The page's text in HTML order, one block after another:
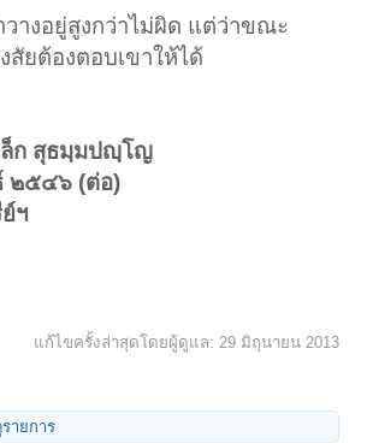
วางอยู่สูงกว่าไม่ผิด แต่ว่าขณะ
สัยต้องตอบเขาให้ได้
ล็ก สุธมฺมปญฺโญ
๒๕๔๖ (ต่อ)
ฯ
แก้ไขครั้งล่าสุดโดยผู้ดูแล: 29 มิถุนายน 2013
รายการ